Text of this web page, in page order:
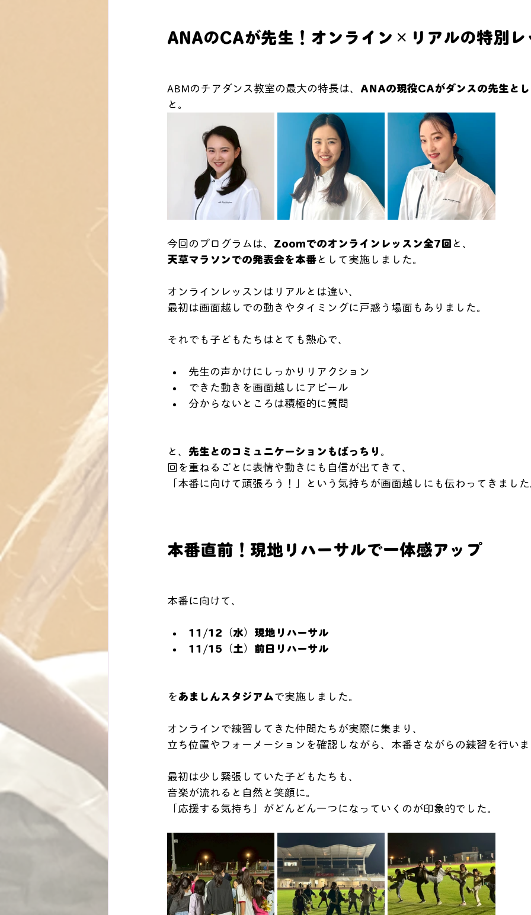
ANAのCAが先生！オンライン×リアルの特別レ
ABMのチアダンス教室の最大の特長は、 ANAの現役CAがダンスの先生と
と。
今回のプログラムは、 Zoomでのオンラインレッスン全7回 と、
天草マラソンでの発表会を本番 として実施しました。
オンラインレッスンはリアルとは違い、
最初は画面越しでの動きやタイミングに戸惑う場面もありました。
それでも子どもたちはとても熱心で、
先生の声かけにしっかりリアクション
できた動きを画面越しにアピール
分からないところは積極的に質問
と、 先生とのコミュニケーションもばっちり 。
回を重ねるごとに表情や動きにも自信が出てきて、
「本番に向けて頑張ろう！」という気持ちが画面越しにも伝わってきまし
本番直前！現地リハーサルで一体感アップ
本番に向けて、
11/12（水）現地リハーサル
11/15（土）前日リハーサル
をあましんスタジアムで実施しました。
オンラインで練習してきた仲間たちが実際に集まり、
立ち位置やフォーメーションを確認しながら、本番さながらの練習を行い
最初は少し緊張していた子どもたちも、
音楽が流れると自然と笑顔に。
「応援する気持ち」がどんどん一つになっていくのが印象的でした。